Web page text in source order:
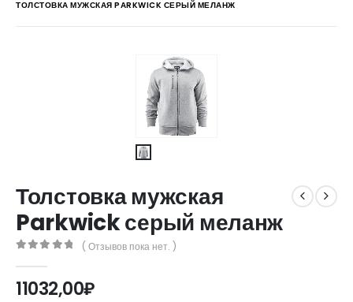
ТОЛСТОВКА МУЖСКАЯ PARKWICK СЕРЫЙ МЕЛАНЖ
Толстовка мужская
Parkwick серый меланж
( Отзывов пока нет. )
11032,00₽